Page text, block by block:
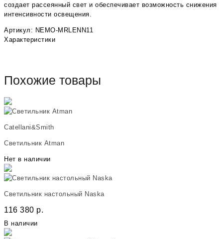
создает рассеянный свет и обеспечивает возможность снижения
интенсивности освещения.
Артикул: NEMO-MRLENN11
Характеристики
Похожие товары
Catellani&Smith
Светильник Atman
Нет в наличии
Светильник настольный Naska
116 380 р.
В наличии